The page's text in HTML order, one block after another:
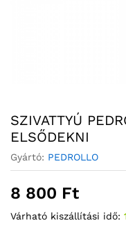
SZIVATTYÚ
ELSŐDEKNI
Gyártó: PEDROLLO
8 800 Ft
Várható kiszállítási idő: